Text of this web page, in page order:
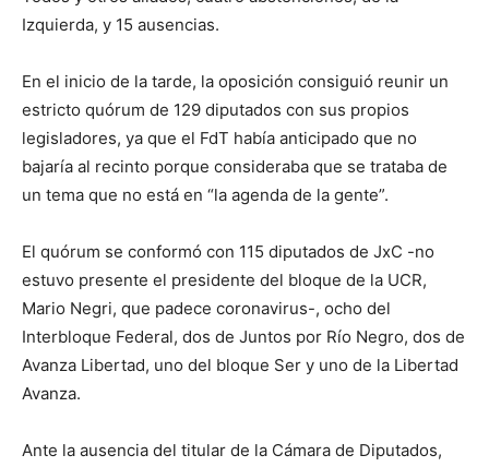
Izquierda, y 15 ausencias.
En el inicio de la tarde, la oposición consiguió reunir un
estricto quórum de 129 diputados con sus propios
legisladores, ya que el FdT había anticipado que no
bajaría al recinto porque consideraba que se trataba de
un tema que no está en “la agenda de la gente”.
El quórum se conformó con 115 diputados de JxC -no
estuvo presente el presidente del bloque de la UCR,
Mario Negri, que padece coronavirus-, ocho del
Interbloque Federal, dos de Juntos por Río Negro, dos de
Avanza Libertad, uno del bloque Ser y uno de la Libertad
Avanza.
Ante la ausencia del titular de la Cámara de Diputados,